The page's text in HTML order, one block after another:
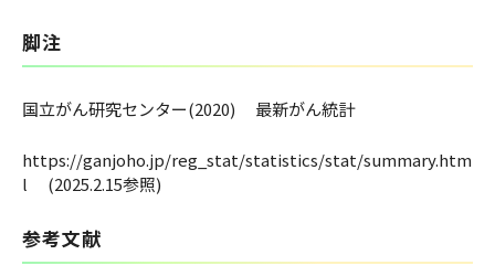
脚注
国立がん研究センター(2020) 最新がん統計
https://ganjoho.jp/reg_stat/statistics/stat/summary.htm
l (2025.2.15参照)
参考文献